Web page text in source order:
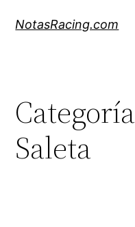
NotasRacing.com
Saleta